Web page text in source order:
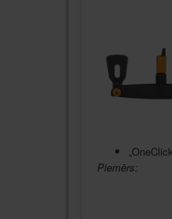
Piemērs: